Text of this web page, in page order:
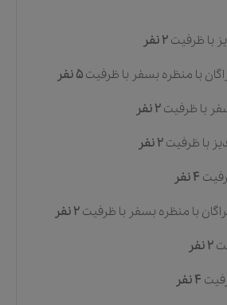
با ظرفیت 2 نفر
با منظره بسفر با ظرفیت 5 نفر
با ظرفیت 2 نفر
با ظرفیت 2 نفر
4 نفر
با منظره بسفر با ظرفیت 2 نفر
2 نفر
4 نفر